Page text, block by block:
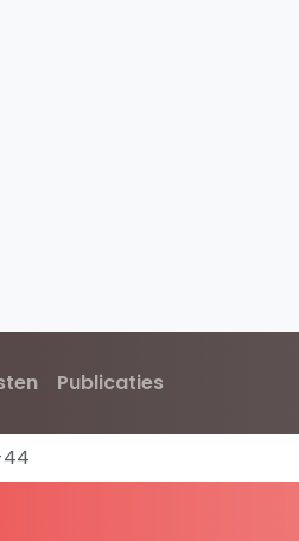
Publicaties
44